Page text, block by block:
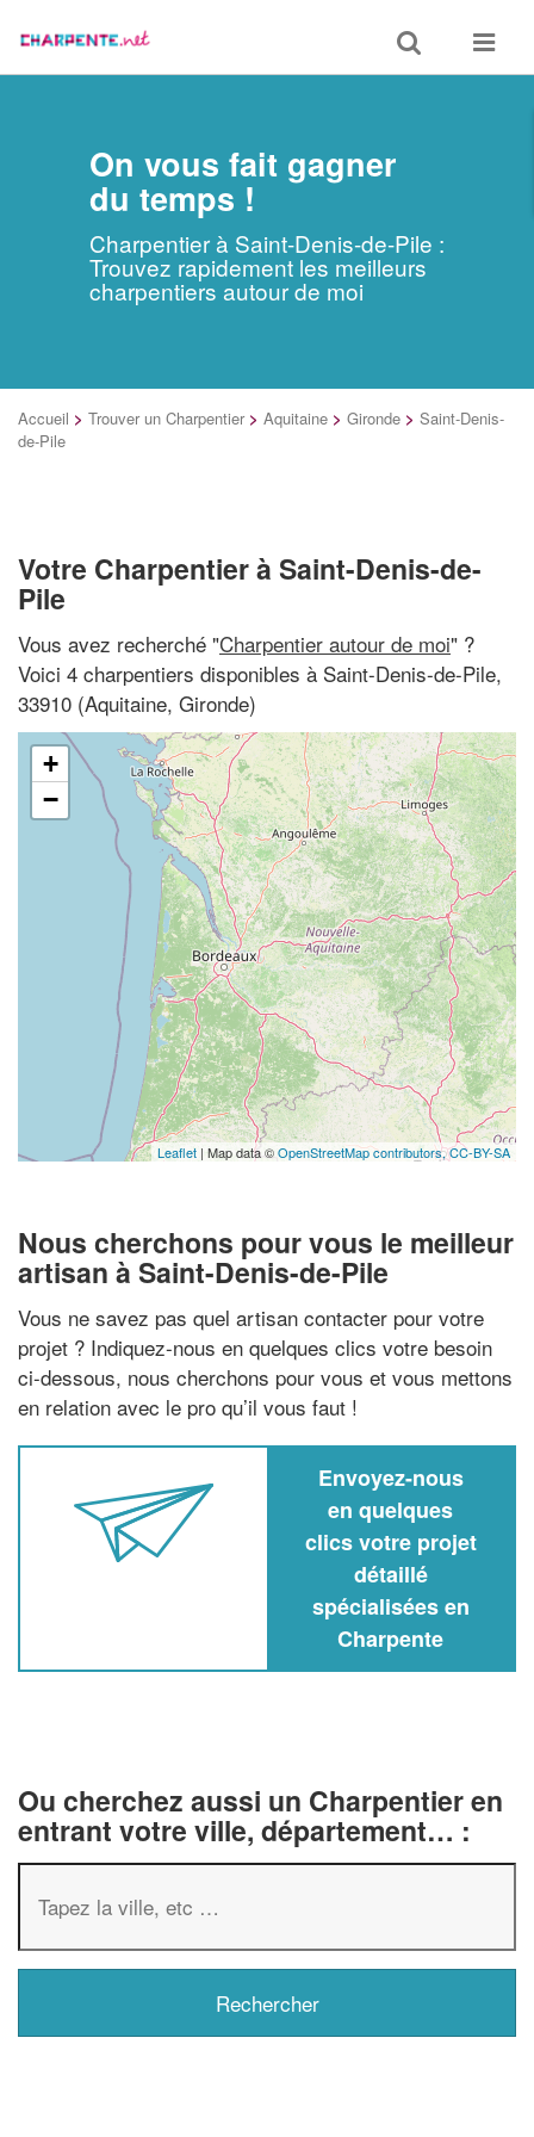
Toggle
search
Toggle
On vous fait gagner
du temps !
Charpentier à Saint-Denis-de-Pile :
Trouvez rapidement les meilleurs
charpentiers autour de moi
Accueil > Trouver un Charpentier > Aquitaine > Gironde > Saint-Denis-
de-Pile
Votre Charpentier à Saint-Denis-de-
Pile
Vous avez recherché "Charpentier autour de moi" ?
Voici 4 charpentiers disponibles à Saint-Denis-de-Pile,
33910 (Aquitaine, Gironde)
+
−
Leaflet | Map data ©OpenStreetMap contributors,CC-BY-SA
Nous cherchons pour vous le meilleur
artisan à Saint-Denis-de-Pile
Vous ne savez pas quel artisan contacter pour votre
projet ? Indiquez-nous en quelques clics votre besoin
ci-dessous, nous cherchons pour vous et vous mettons
en relation avec le pro qu’il vous faut !
Envoyez-nous
en quelques
clics votre projet
détaillé
spécialisées en
Charpente
Ou cherchez aussi un Charpentier en
entrant votre ville, département… :